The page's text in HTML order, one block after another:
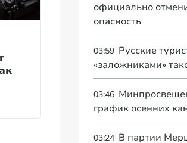
официально
опасность
03:59 Русские
«заложниками»
03:46
график осенних
03:24 В партии